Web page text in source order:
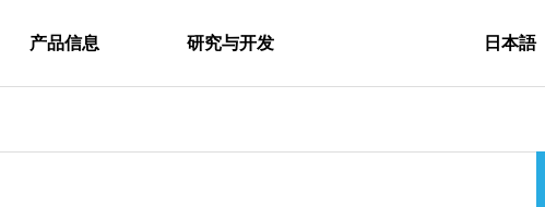
产品信息 研究与开发 日本語